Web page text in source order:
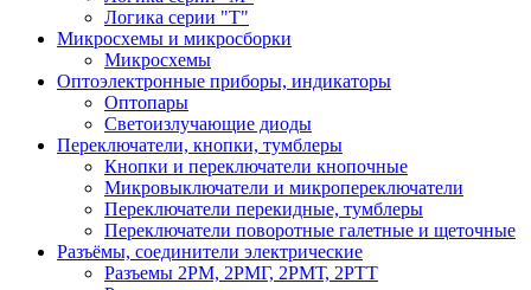
Логика серии "Т"
Микросхемы и микросборки
Микросхемы
Оптоэлектронные приборы, индикаторы
Оптопары
Светоизлучающие диоды
Переключатели, кнопки, тумблеры
Кнопки и переключатели кнопочные
Микровыключатели и микропереключатели
Переключатели перекидные, тумблеры
Переключатели поворотные галетные и щеточные
Разъёмы, соединители электрические
Разъемы 2РМ, 2РМГ, 2РМТ, 2РТТ